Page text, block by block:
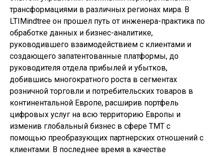
трансформациями в различных регионах мира. В
LTIMindtree он прошел путь от инженера-практика по
обработке данных и бизнес-аналитике,
руководившего взаимодействием с клиентами и
создающего запатентованные платформы, до
руководителя отдела прибылей и убытков,
добившись многократного роста в сегментах
розничной торговли и потребительских товаров в
континентальной Европе, расширив портфель
цифровых услуг на всю территорию Европы и
изменив глобальный бизнес в сфере TMT с
помощью преобразующих партнерских отношений с
клиентами. В последнее время в качестве